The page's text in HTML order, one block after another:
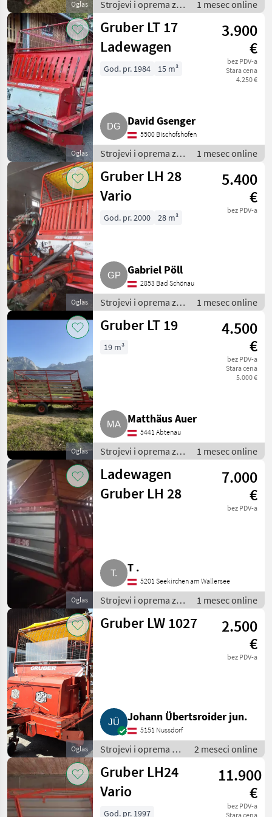
Oglas
Strojevi i oprema za
travu i baliranje /
Samoutovarne
prikolice
1 mesec online
Oglas
Gruber LT 17
Ladewagen
3.900
€
bez PDV-a
Stara cena
4.250 €
God. pr. 1984 15 m³
David Gsenger
5500 Bischofshofen
Strojevi i oprema za
travu i baliranje /
Samoutovarne
prikolice
1 mesec online
Oglas
Gruber LH 28
Vario
5.400
€
bez PDV-a
God. pr. 2000 28 m³
Gabriel Pöll
2853 Bad Schönau
Strojevi i oprema za
travu i baliranje /
Samoutovarne
1 mesec online
Oglas
Gruber LT 19
4.500
€
bez PDV-a
Stara cena
5.000 €
19 m³
Matthäus Auer
5441 Abtenau
Strojevi i oprema za
travu i baliranje /
Samoutovarne
prikolice
1 mesec online
Oglas
Ladewagen
Gruber LH 28
7.000
€
bez PDV-a
T .
5201 Seekirchen am Wallersee
Strojevi i oprema za
travu i baliranje /
Samoutovarne
1 mesec online
Oglas
Gruber LW 1027
2.500
€
bez PDV-a
Johann Übertsroider jun.
5151 Nussdorf
Strojevi i oprema za
travu i baliranje /
Samoutovarne
prikolice
2 meseci online
Gruber LH24
Vario
11.900
€
bez PDV-a
Stara cena
God. pr. 1997